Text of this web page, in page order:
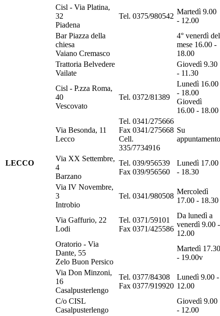
Cisl - Via Platina,
32
Piadena
Tel. 0375/980542
Martedì 9.00
- 12.00
Bar Piazza della
chiesa
Vaiano Cremasco
4° venerdì del
mese 16.00 -
18.00
Trattoria Belvedere
Vailate
Giovedì 9.30
- 11.30
Cisl - P.zza Roma,
40
Vescovato
Tel. 0372/81389
Lunedì 16.00
- 18.00
Giovedì
16.00 - 18.00
LECCO
Via Besonda, 11
Lecco
Tel. 0341/275666
Fax 0341/275668
Cell.
335/7734916
Su
appuntamento
Via XX Settembre,
4
Barzano
Tel. 039/956539
Fax 039/956560
Lunedì 17.00
- 18.30
Via IV Novembre,
3
Introbio
Tel. 0341/980508
Mercoledì
17.00 - 18.30
Via Gaffurio, 22
Lodi
Tel. 0371/59101
Fax 0371/425586
Da lunedì a
venerdì 9.00 -
12.00
Oratorio - Via
Dante, 55
Zelo Buon Persico
Martedì 17.30
- 19.00v
Via Don Minzoni,
16
Casalpusterlengo
Tel. 0377/84308
Fax 0377/919920
Lunedì 9.00 -
12.00
C/o CISL
Casalpusterlengo
Giovedì 9.00
- 12.00